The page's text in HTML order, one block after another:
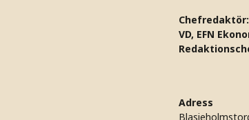
Chefredaktör:
VD, EFN
Adress